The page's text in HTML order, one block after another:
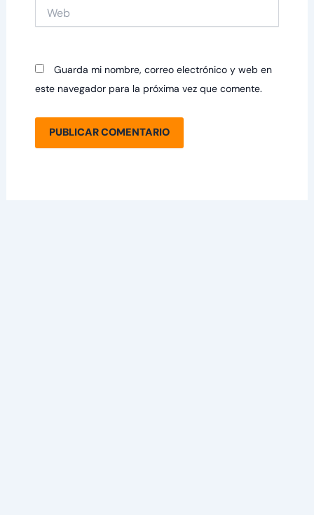
Guarda mi nombre, correo electrónico y web en
este navegador para la próxima vez que comente.